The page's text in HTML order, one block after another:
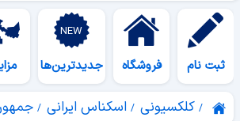
ثبت نام فروشگاه جدیدترین‌ها
کلکسیونی اسکناس ایرانی